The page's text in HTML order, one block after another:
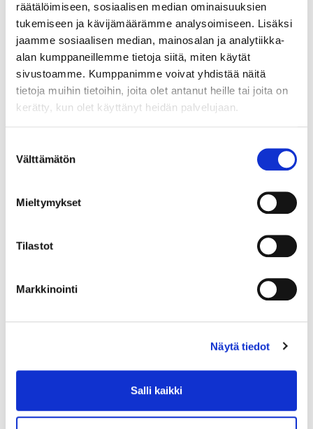
räätälöimiseen, sosiaalisen median ominaisuuksien
tukemiseen ja kävijämäärämme analysoimiseen. Lisäksi
jaamme sosiaalisen median, mainosalan ja analytiikka-
alan kumppaneillemme tietoja siitä, miten käytät
sivustoamme. Kumppanimme voivat yhdistää näitä
tietoja muihin tietoihin, joita olet antanut heille tai joita on
kerätty, kun olet käyttänyt heidän palvelujaan.
valinta
Välttämätön
Mieltymykset
Tilastot
Markkinointi
Näytä tiedot
Salli kaikki
12.8.2026 19:33:30
kuningatar1_